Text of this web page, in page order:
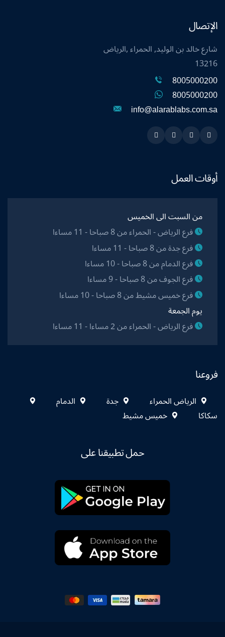
الإتصال
شارع خالد بن الوليد, الحمراء ,الرياض
13216
8005000200
8005000200
info@alarablabs.com.sa
Snapchat
Twitter
Linkedin
Instagram
أوقات العمل
من السبت الى الخميس
فرع الرياض - الحمراء من 8 صباحا - 11 مساءا
فرع جدة من 8 صباحا - 11 مساءا
فرع الدمام من 8 صباحا - 10 مساءا
فرع الجوف من 8 صباحا - 9 مساءا
فرع خميس مشيط من 8 صباحا - 10 مساءا
يوم الجمعة
فرع الرياض - الحمراء من 2 مساءا - 11 مساءا
فروعنا
الرياض الحمراء جدة
الدمام
سكاكا
خميس مشيط
حمل تطبيقنا على